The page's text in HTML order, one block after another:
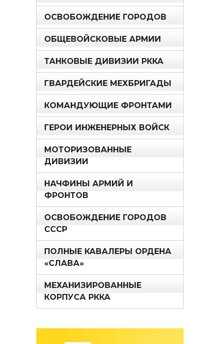
ОСВОБОЖДЕНИЕ ГОРОДОВ
ОБЩЕВОЙСКОВЫЕ АРМИИ
ТАНКОВЫЕ ДИВИЗИИ РККА
ГВАРДЕЙСКИЕ МЕХБРИГАДЫ
КОМАНДУЮЩИЕ ФРОНТАМИ
ГЕРОИ ИНЖЕНЕРНЫХ ВОЙСК
МОТОРИЗОВАННЫЕ
ДИВИЗИИ
НАЧФИНЫ АРМИЙ И
ФРОНТОВ
ОСВОБОЖДЕНИЕ ГОРОДОВ
СССР
ПОЛНЫЕ КАВАЛЕРЫ ОРДЕНА
«СЛАВА»
МЕХАНИЗИРОВАННЫЕ
КОРПУСА РККА